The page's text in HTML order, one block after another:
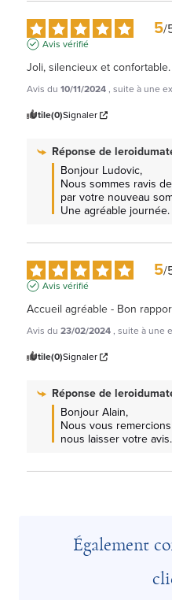
5/
Avis vérifié
Joli, silencieux et confortable.
Avis du 10/11/2024, suite à une
Utile(0)Signaler
Réponse de
Bonjour Ludovic,
Nous sommes ravis
par votre nouveau
Une agréable
5/
Avis vérifié
Accueil agréable - Bon
Avis du 23/02/2024, suite à une
Utile(0)Signaler
Réponse de
Bonjour Alain,
Nous vous
nous laisser votre
Également